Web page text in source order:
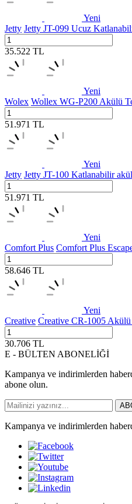
Yeni
Jetty Jetty JT-099 Ucuz
35.522 TL
Yeni
Wolex Wollex WG-P200 Akülü
51.971 TL
Yeni
Jetty Jetty JT-100 Katlanabilir
51.971 TL
Yeni
Comfort Plus Comfort Plus
58.646 TL
Yeni
Creative Creative CR-1005
30.706 TL
E - BÜLTEN ABONELİĞİ
Kampanya ve indirimlerden
abone olun.
Kampanya ve indirimlerden